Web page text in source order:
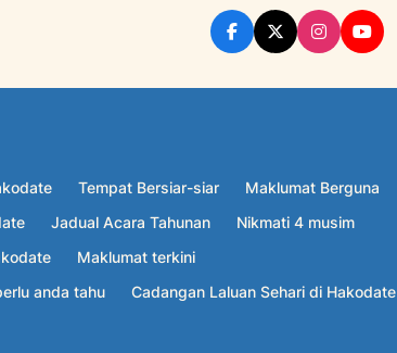
Tempat Bersiar-siar
Maklumat Berguna
Jadual Acara Tahunan
Nikmati 4 musim
Maklumat terkini
anda tahu
Cadangan Laluan Sehari di Hakodate